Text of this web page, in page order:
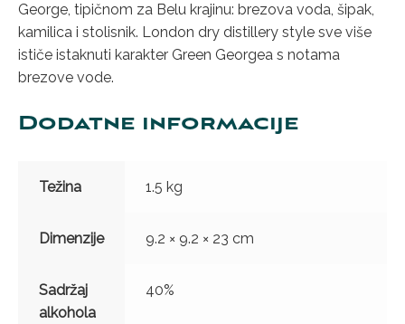
George, tipičnom za Belu krajinu: brezova voda, šipak,
kamilica i stolisnik. London dry distillery style sve više
ističe istaknuti karakter Green Georgea s notama
brezove vode.
Dodatne informacije
Težina 1.5 kg
Dimenzije 9.2 × 9.2 × 23 cm
Sadržaj
alkohola
40%